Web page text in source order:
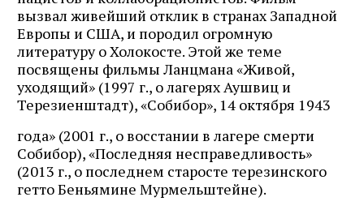
вызвал живейший отклик в странах Западной
Европы и США, и породил огромную
литературу о Холокосте. Этой же теме
посвящены фильмы Ланцмана «Живой,
уходящий» (1997 г., о лагерях Аушвиц и
Терезиенштадт), «Собибор», 14 октября 1943
года» (2001 г., о восстании в лагере смерти
Собибор), «Последняя несправедливость»
(2013 г., о последнем старосте терезинского
гетто Беньямине Мурмельштейне).